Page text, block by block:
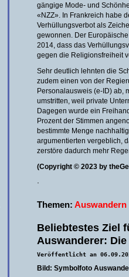
gängige Mode- und
«NZZ». In Frankreich habe
Verhüllungsverbot als
gewonnen. Der
2014, dass das
gegen die Religionsfreiheit
Sehr deutlich lehnten die
zudem einen von der
Personalausweis (e-ID) ab,
umstritten, weil private
Dagegen wurde ein
Prozent der Stimmen
bestimmte Menge
argumentierten vergeblich,
zerstöre dadurch mehr
(Copyright © 2023 by
·
Themen: Auswandern
Beliebtestes Ziel
Auswanderer:
Veröffentlicht an
Bild: Symbolfoto